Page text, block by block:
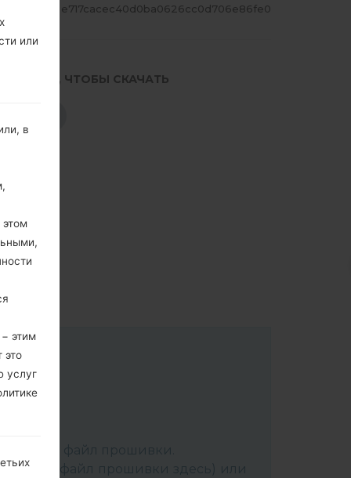
e717cacec40d0ba0626cc0d706e86fe0
ЧТОБЫ СКАЧАТЬ
1 файл прошивки здесь) или
или
в
этом
этим
это
услуг